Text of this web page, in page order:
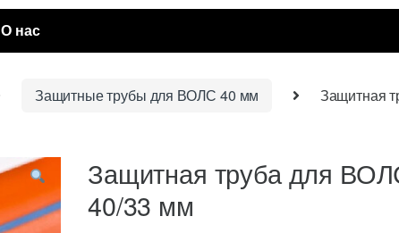
О нас
Защитные трубы для ВОЛС 40 мм
Защитная
Защитная труба для
40/33 мм